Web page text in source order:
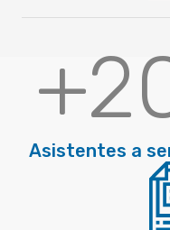
+
Asistentes a